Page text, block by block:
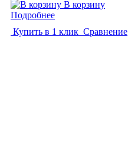
В корзину
Подробнее
Купить в 1 клик Сравнение